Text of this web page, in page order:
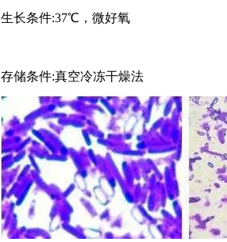
生长条件:37℃，微好氧
存储条件:真空冷冻干燥法